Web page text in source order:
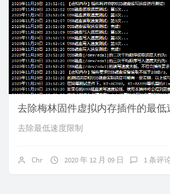
去除梅林固件虚拟内存插件的最低
去除最低速度限制
Chr 2020 年 12 月 09 日 1 条评